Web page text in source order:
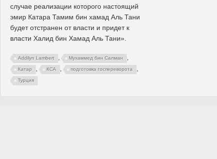
случае реализации которого настоящий
эмир Катара Тамим бин хамад Аль Тани
будет отстранен от власти и придет к
власти Халид бин Хамад Аль Тани».
Addilyn Lambert , Мухаммед бин Салман ,
Катар , КСА , подготовка госпереворота ,
Турция